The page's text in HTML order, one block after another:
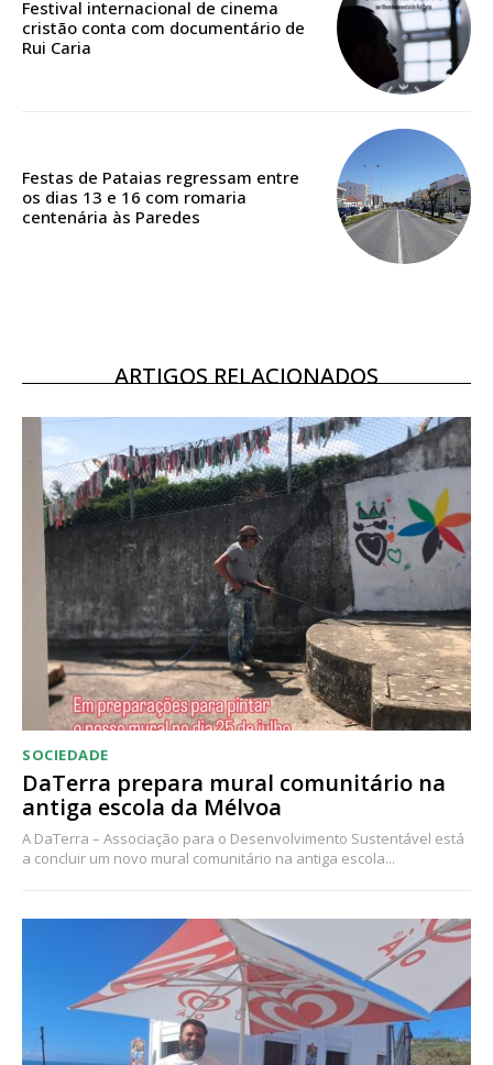
casa
Acesso ao conteúdo online
Acesso aos conteúdos Exclusivos para
Escolha o plano
16€
12 meses
Acesso ao conteúdo online
Acesso aos conteúdos Exclusivos para
assinantes
Ofertas para assinatura anual
Escolha o plano
Festival internacional de cinema
cristão conta com documentário de
Rui Caria
Festas de Pataias regressam entre
os dias 13 e 16 com romaria
centenária às Paredes
ARTIGOS RELACIONADOS
SOCIEDADE
DaTerra prepara mural comunitário na
antiga escola da Mélvoa
A DaTerra – Associação para o Desenvolvimento Sustentável está
a concluir um novo mural comunitário na antiga escola...